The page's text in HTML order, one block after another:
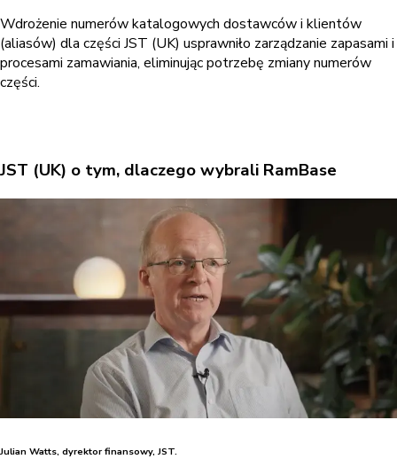
Wdrożenie numerów katalogowych dostawców i klientów
(aliasów) dla części JST (UK) usprawniło zarządzanie zapasami i
procesami zamawiania, eliminując potrzebę zmiany numerów
części.
JST (UK) o tym, dlaczego wybrali RamBase
Julian Watts, dyrektor finansowy, JST.